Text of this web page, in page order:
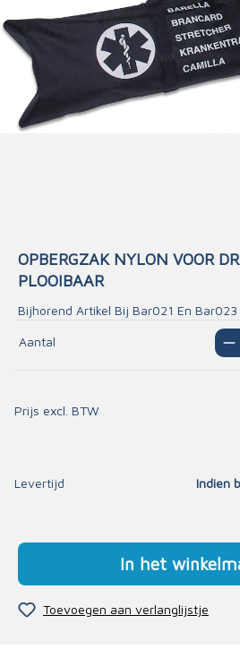
OPBERGZAK NYLON VOOR
PLOOIBAAR
Bijhorend Artikel Bij Bar021 En Bar023
Aantal
Prijs excl. BTW
Levertijd
Indien
In het
Toevoegen aan verlanglijstje